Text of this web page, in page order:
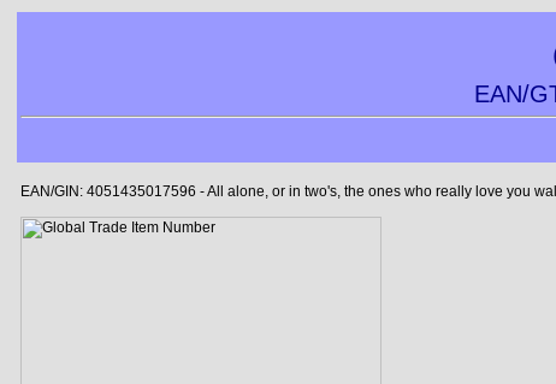
EAN/
EAN/GIN: 4051435017596 - All alone, or in two's, the ones who really love you